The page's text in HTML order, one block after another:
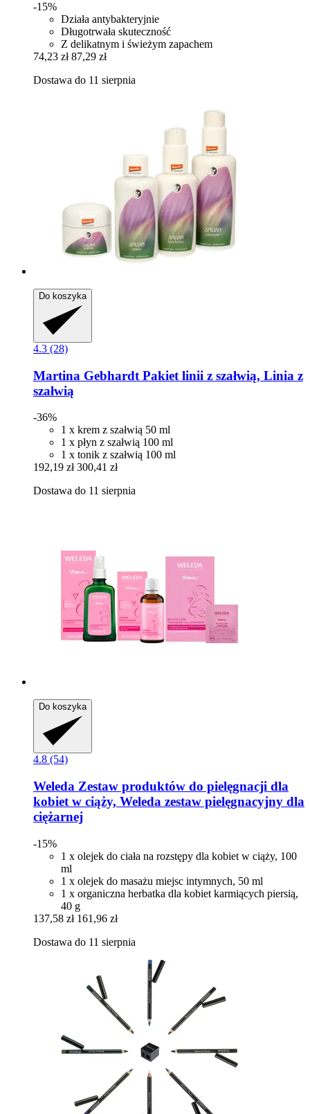
-15%
Działa antybakteryjnie
Długotrwała skuteczność
Z delikatnym i świeżym zapachem
74,23 zł 87,29 zł
Dostawa do 11 sierpnia
Do koszyka
4.3 (28)
Martina Gebhardt Pakiet linii z szałwią, Linia z
szałwią
-36%
1 x krem z szałwią 50 ml
1 x płyn z szałwią 100 ml
1 x tonik z szałwią 100 ml
192,19 zł 300,41 zł
Dostawa do 11 sierpnia
Do koszyka
4.8 (54)
Weleda Zestaw produktów do pielęgnacji dla
kobiet w ciąży, Weleda zestaw pielęgnacyjny dla
ciężarnej
-15%
1 x olejek do ciała na rozstępy dla kobiet w ciąży, 100
ml
1 x olejek do masażu miejsc intymnych, 50 ml
1 x organiczna herbatka dla kobiet karmiących piersią,
40 g
137,58 zł 161,96 zł
Dostawa do 11 sierpnia